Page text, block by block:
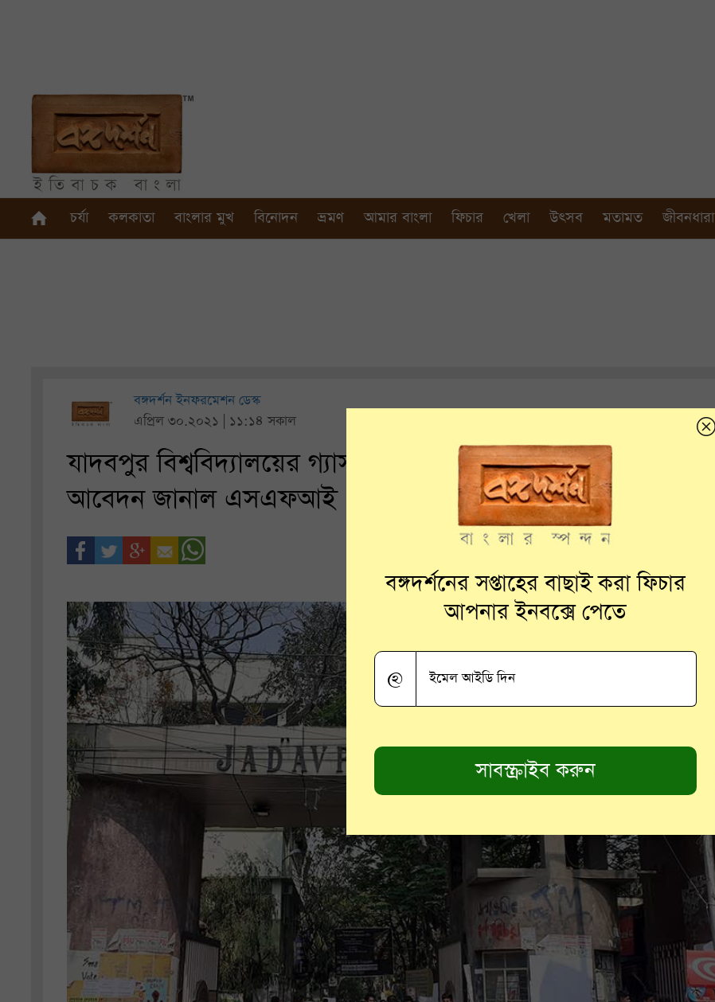
চর্যা কলকাতা বাংলার মুখ বিনোদন ভ্রমণ আমার বাংলা ফিচার খেলা উৎসব মতামত জীবনধারা
বঙ্গদর্শন ইনফরমেশন ডেস্ক
এপ্রিল ৩০.২০২১ | ১১:১৪ সকাল
যাদবপুর বিশ্ববিদ্যালয়ের গ্যাস সিলিন্ডার ব্যবহৃত হোক চিকিৎসায়,
আবেদন জানাল এসএফআই
বঙ্গদর্শনের সপ্তাহের বাছাই করা ফিচার
আপনার ইনবক্সে পেতে
@